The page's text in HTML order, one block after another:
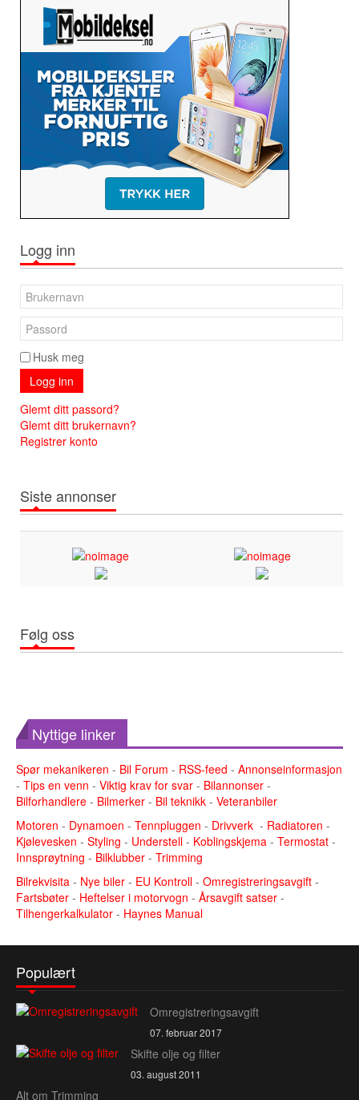
Logg inn
Husk meg
Logg inn
Glemt ditt passord?
Glemt ditt brukernavn?
Registrer konto
Siste annonser
Følg oss
Nyttige linker
Spør mekanikeren - Bil Forum - RSS-feed - Annonseinformasjon
- Tips en venn - Viktig krav for svar - Bilannonser -
Bilforhandlere - Bilmerker - Bil teknikk - Veteranbiler
Motoren - Dynamoen - Tennpluggen - Drivverk - Radiatoren -
Kjølevesken - Styling - Understell - Koblingskjema - Termostat -
Innsprøytning - Bilklubber - Trimming
Bilrekvisita - Nye biler - EU Kontroll - Omregistreringsavgift -
Fartsbøter - Heftelser i motorvogn - Årsavgift satser -
Tilhengerkalkulator - Haynes Manual
Populært
Omregistreringsavgift
07. februar 2017
Skifte olje og filter
03. august 2011
Alt om Trimming